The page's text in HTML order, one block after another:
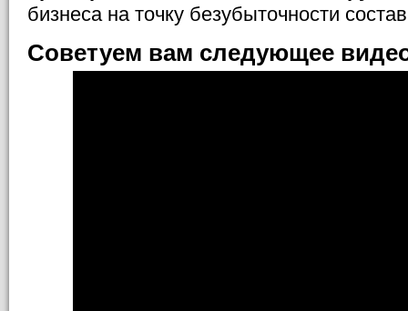
бизнеса на точку безубыточности
Советуем вам следующее